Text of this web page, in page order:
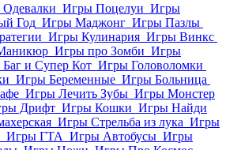
Игры Поцелуи Игры
Год Игры Маджонг Игры Пазлы
Игры Кулинария Игры Винкс
Игры про Зомби Игры
и Супер Кот Игры Головоломки
Игры Беременные Игры Больница
Игры Лечить Зубы Игры Монстер
Дрифт Игры Кошки Игры Найди
Игры Стрельба из лука Игры
Игры ГТА Игры Автобусы Игры